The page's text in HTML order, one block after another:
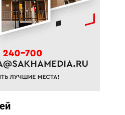
в зоне СВО
Южной Якутии ситуация
новая инди-хоррор
якутских
сдадут в конце